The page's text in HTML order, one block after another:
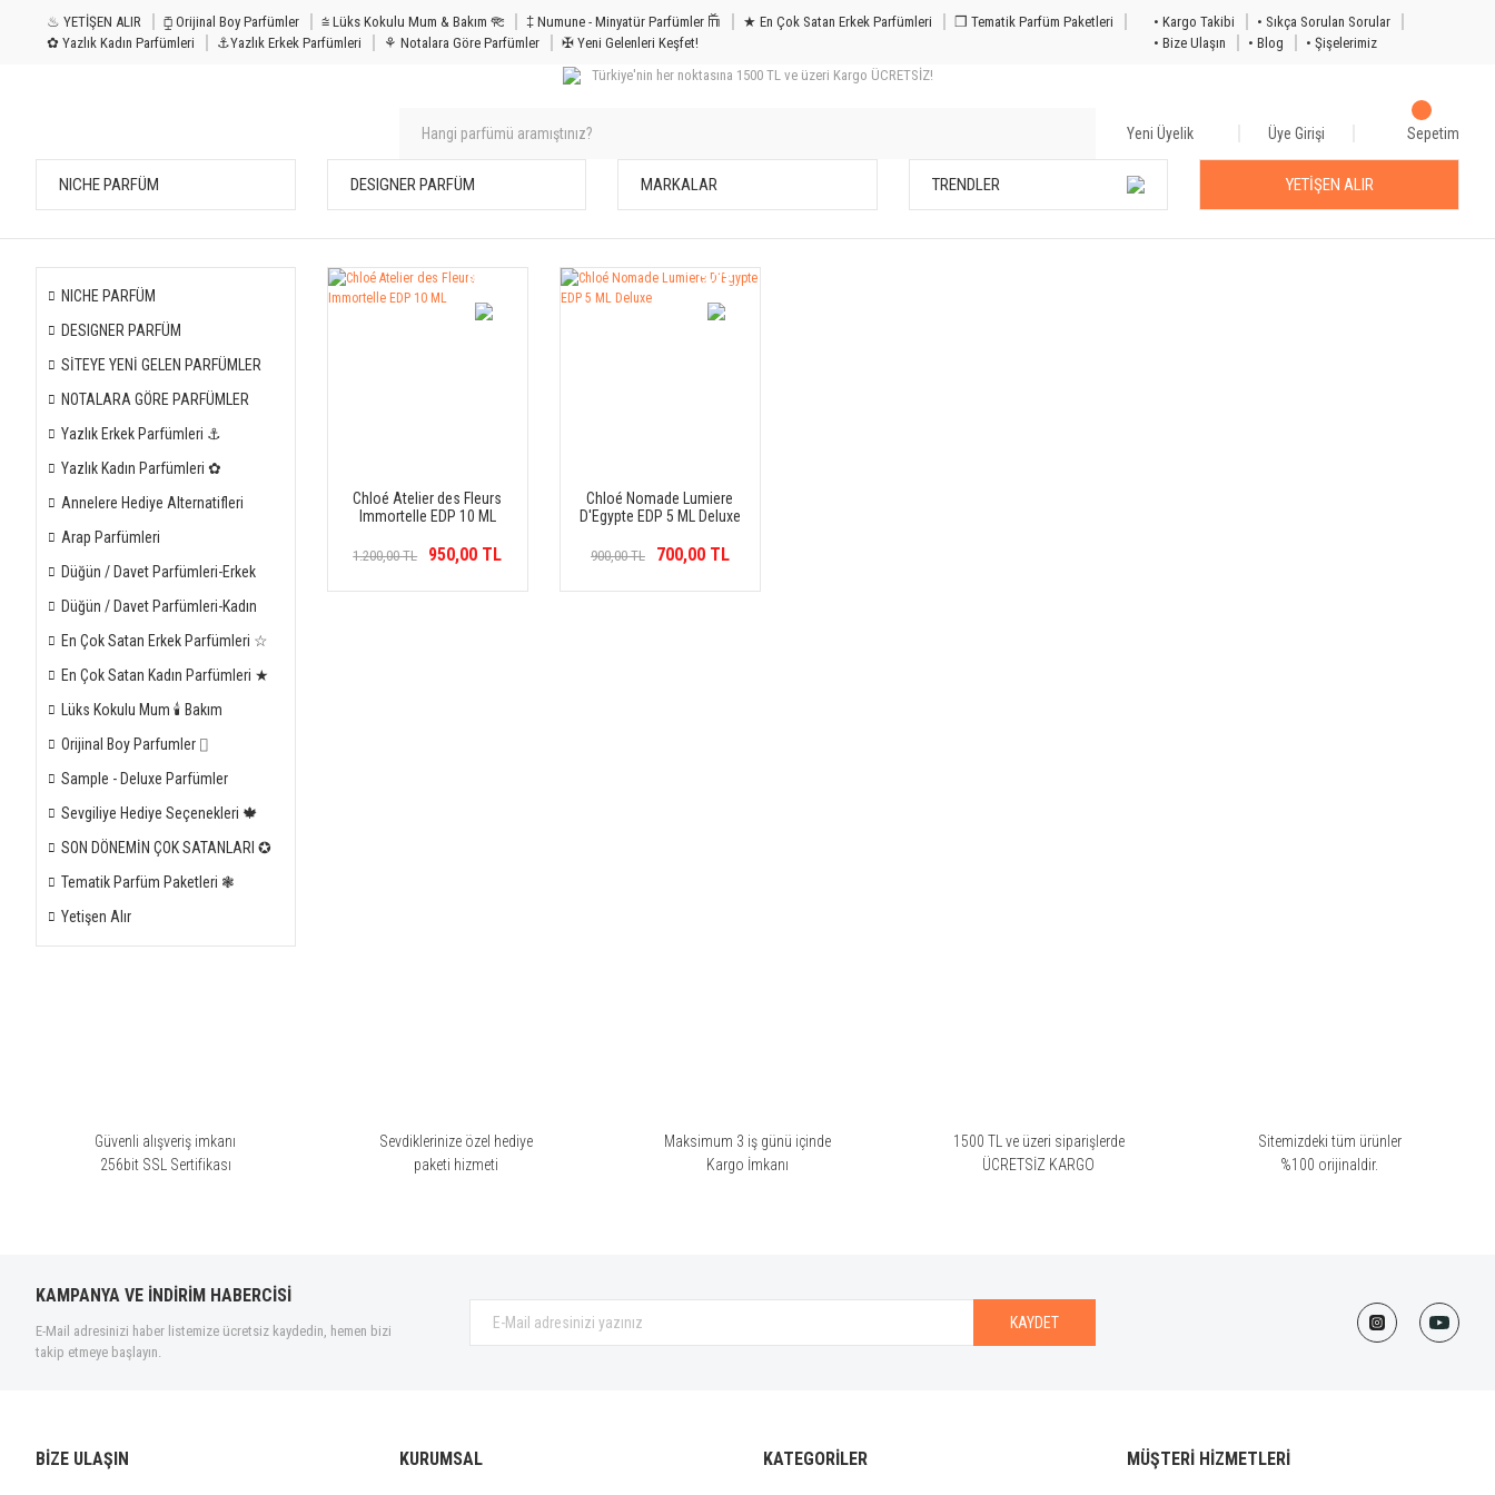
♨ YETİŞEN ALIR ⧮ Orijinal Boy Parfümler ⩭ Lüks Kokulu Mum & Bakım 𐦝 ‡ Numune - Minyatür Parfümler 𐙏 ★ En Çok Satan Erkek Parfümleri
❒ Tematik Parfüm Paketleri
✿ Yazlık Kadın Parfümleri
⚓Yazlık Erkek Parfümleri ⚘ Notalara Göre Parfümler ✠ Yeni Gelenleri Keşfet!
• Kargo Takibi
• Sıkça Sorulan Sorular
• Bize Ulaşın
• Blog
• Şişelerimiz
Türkiye'nin her noktasına 1500 TL ve üzeri Kargo ÜCRETSİZ!
Yeni Üyelik Üye Girişi Sepetim
NICHE PARFÜM DESIGNER PARFÜM MARKALAR TRENDLER YETİŞEN ALIR
NICHE PARFÜM
DESIGNER PARFÜM
SİTEYE YENİ GELEN PARFÜMLER
NOTALARA GÖRE PARFÜMLER
Yazlık Erkek Parfümleri ⚓
Yazlık Kadın Parfümleri ✿
Annelere Hediye Alternatifleri
Arap Parfümleri
Düğün / Davet Parfümleri-Erkek
Düğün / Davet Parfümleri-Kadın
En Çok Satan Erkek Parfümleri ☆
En Çok Satan Kadın Parfümleri ★
Lüks Kokulu Mum 🕯 Bakım
Orijinal Boy Parfumler ⌷
Sample - Deluxe Parfümler
Sevgiliye Hediye Seçenekleri 🍁
SON DÖNEMİN ÇOK SATANLARI ✪
Tematik Parfüm Paketleri ❃
Yetişen Alır
%21
Chloé Atelier des Fleurs
Immortelle EDP 10 ML
1.200,00 TL 950,00 TL
%22
Chloé Nomade Lumiere
D'Egypte EDP 5 ML Deluxe
900,00 TL 700,00 TL
Güvenli alışveriş imkanı
256bit SSL Sertifikası
Sevdiklerinize özel hediye
paketi hizmeti
Maksimum 3 iş günü içinde
Kargo İmkanı
1500 TL ve üzeri siparişlerde
ÜCRETSİZ KARGO
Sitemizdeki tüm ürünler
%100 orijinaldir.
KAMPANYA VE İNDİRİM HABERCİSİ
E-Mail adresinizi haber listemize ücretsiz kaydedin, hemen bizi
takip etmeye başlayın.
KAYDET
BİZE ULAŞIN KURUMSAL KATEGORİLER MÜŞTERİ HİZMETLERİ